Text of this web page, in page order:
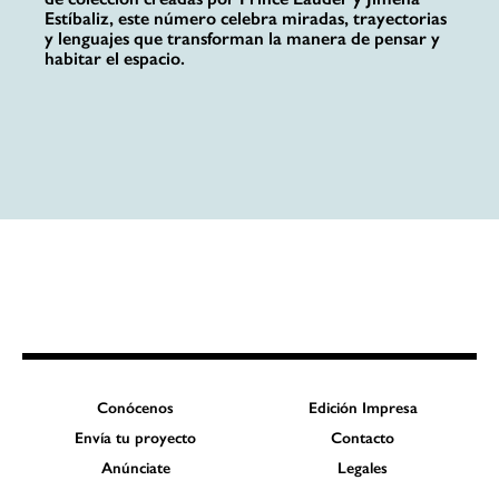
Estíbaliz, este número celebra miradas, trayectorias
y lenguajes que transforman la manera de pensar y
habitar el espacio.
Conócenos
Edición Impresa
Envía tu proyecto
Contacto
Anúnciate
Legales